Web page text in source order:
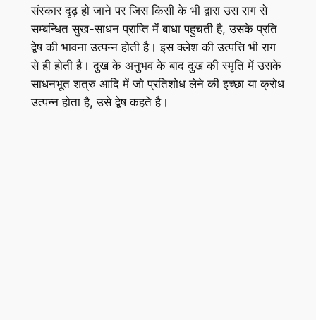
संस्कार दृढ़ हो जाने पर जिस किसी के भी द्वारा उस राग से
सम्बन्धित सुख-साधन प्राप्ति में बाधा पहुचती है, उसके प्रति
द्वेष की भावना उत्पन्न होती है। इस क्लेश की उत्पत्ति भी राग
से ही होती है। दुख के अनुभव के बाद दुख की स्मृति में उसके
साधनभूत शत्रु आदि में जो प्रतिशोध लेने की इच्छा या क्रोध
उत्पन्न होता है, उसे द्वेष कहते है।